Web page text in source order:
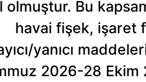
uygun olarak kullanılan
olmuştur. Bu
havai fişek, işaret
yanıcı
2026-28 Ekim